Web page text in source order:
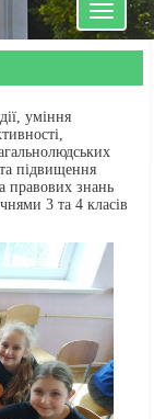
Toggle
уміння
та підвищення
правових знань
3 та 4 класів